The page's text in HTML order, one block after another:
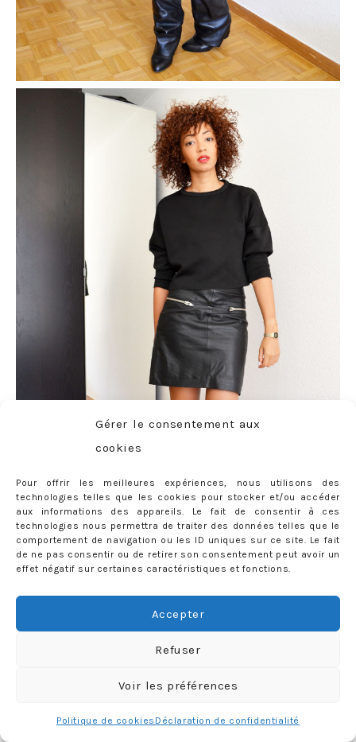
Gérer le consentement aux
cookies
Pour offrir les meilleures expériences, nous utilisons des
technologies telles que les cookies pour stocker et/ou accéder
aux informations des appareils. Le fait de consentir à ces
technologies nous permettra de traiter des données telles que le
comportement de navigation ou les ID uniques sur ce site. Le fait
de ne pas consentir ou de retirer son consentement peut avoir un
effet négatif sur certaines caractéristiques et fonctions.
Accepter
Refuser
Voir les préférences
Politique de cookies Déclaration de confidentialité